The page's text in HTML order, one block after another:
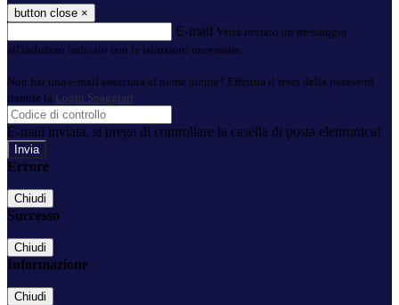
button close ×
E-mail Verrà inviato un messaggio
all'indirizzo indicato con le istruzioni necessarie.
Non hai una e-mail associata al nome utente? Effettua il reset della password
tramite la Login Spaggiari
E-mail inviata, si prega di controllare la casella di posta elettronica!
Errore
Chiudi
Successo
Chiudi
Informazione
Chiudi